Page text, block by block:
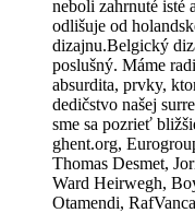
neboli zahrnuté isté
odlišuje od
dizajnu.Belgický
poslušný. Máme
absurdita, prvky,
dedičstvo našej
sme sa pozrieť
ghent.org,
Thomas Desmet,
Ward Heirwegh,
Otamendi, Raf